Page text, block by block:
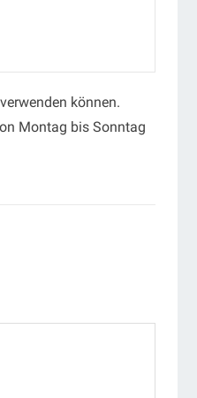
können.
Montag bis Sonntag